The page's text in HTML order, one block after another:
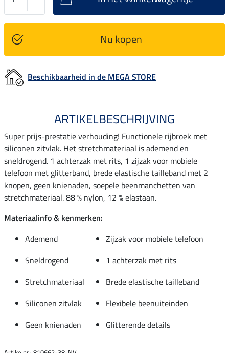
Nu kopen
Beschikbaarheid in de MEGA STORE
ARTIKELBESCHRIJVING
Super prijs-prestatie verhouding! Functionele rijbroek met
siliconen zitvlak. Het stretchmateriaal is ademend en
sneldrogend. 1 achterzak met rits, 1 zijzak voor mobiele
telefoon met glitterband, brede elastische tailleband met 2
knopen, geen knienaden, soepele beenmanchetten van
stretchmateriaal. 88 % nylon, 12 % elastaan.
Materiaalinfo & kenmerken:
Ademend
Zijzak voor mobiele telefoon
Sneldrogend
1 achterzak met rits
Stretchmateriaal
Brede elastische tailleband
Siliconen zitvlak
Flexibele beenuiteinden
Geen knienaden
Glitterende details